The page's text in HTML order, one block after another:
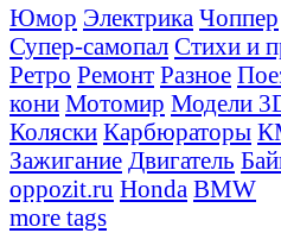
Юмор Электрика Чоппер
Супер-самопал Стихи и
Ретро Ремонт Разное
кони Мотомир Модели
Коляски Карбюраторы
Зажигание Двигатель
oppozit.ru Honda BMW
more tags